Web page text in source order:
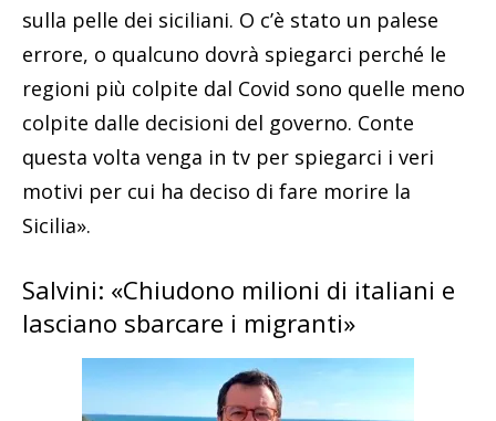
sulla pelle dei siciliani. O c’è stato un palese
errore, o qualcuno dovrà spiegarci perché le
regioni più colpite dal Covid sono quelle meno
colpite dalle decisioni del governo. Conte
questa volta venga in tv per spiegarci i veri
motivi per cui ha deciso di fare morire la
Sicilia».
Salvini: «Chiudono milioni di italiani e
lasciano sbarcare i migranti»